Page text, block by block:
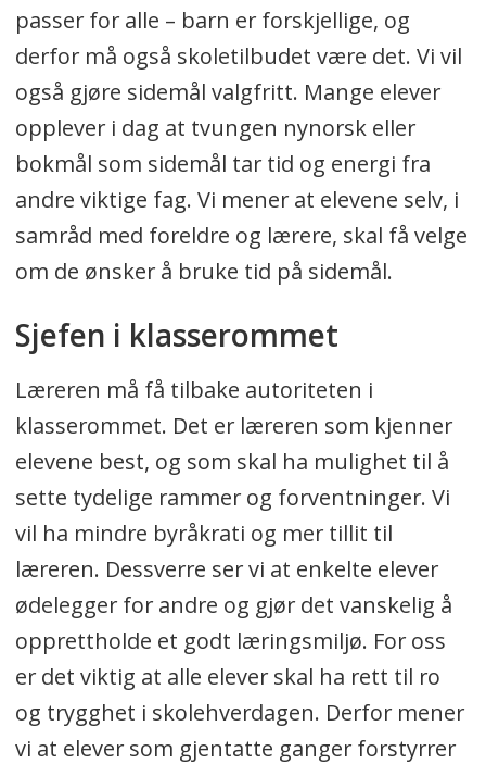
passer for alle – barn er forskjellige, og
derfor må også skoletilbudet være det. Vi vil
også gjøre sidemål valgfritt. Mange elever
opplever i dag at tvungen nynorsk eller
bokmål som sidemål tar tid og energi fra
andre viktige fag. Vi mener at elevene selv, i
samråd med foreldre og lærere, skal få velge
om de ønsker å bruke tid på sidemål.
Sjefen i klasserommet
Læreren må få tilbake autoriteten i
klasserommet. Det er læreren som kjenner
elevene best, og som skal ha mulighet til å
sette tydelige rammer og forventninger. Vi
vil ha mindre byråkrati og mer tillit til
læreren. Dessverre ser vi at enkelte elever
ødelegger for andre og gjør det vanskelig å
opprettholde et godt læringsmiljø. For oss
er det viktig at alle elever skal ha rett til ro
og trygghet i skolehverdagen. Derfor mener
vi at elever som gjentatte ganger forstyrrer